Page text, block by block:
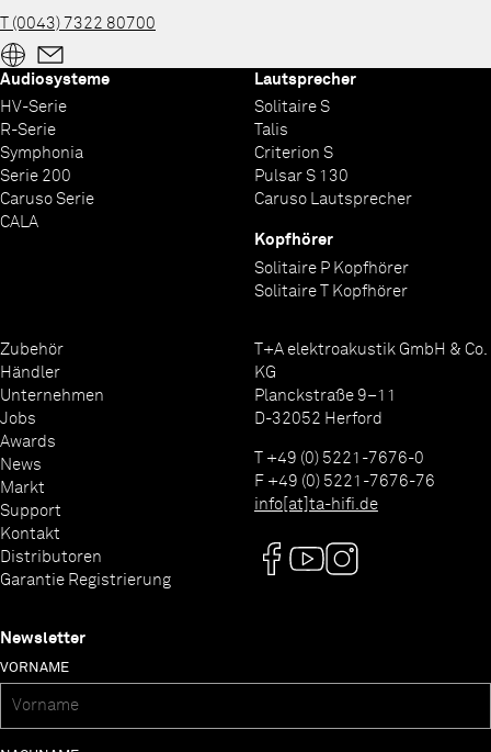
T (0043) 7322 80700
Audiosysteme
HV-Serie
R-Serie
Symphonia
Serie 200
Caruso Serie
CALA
Lautsprecher
Solitaire S
Talis
Criterion S
Pulsar S 130
Caruso Lautsprecher
Kopfhörer
Solitaire P Kopfhörer
Solitaire T Kopfhörer
Zubehör
Händler
Unternehmen
Jobs
Awards
News
Markt
Support
Kontakt
Distributoren
Garantie Registrierung
T+A elektroakustik GmbH & Co.
KG
Planckstraße 9–11
D-32052 Herford
T +49 (0) 5221-7676-0
F +49 (0) 5221-7676-76
info[at]ta-hifi.de
Newsletter
VORNAME